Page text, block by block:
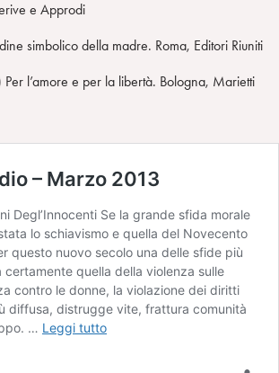
e Approdi
simbolico della madre. Roma, Editori Riuniti
l’amore e per la libertà. Bologna, Marietti